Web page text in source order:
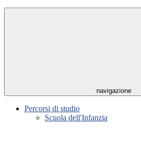
navigazione
Percorsi di studio
Scuola dell'Infanzia